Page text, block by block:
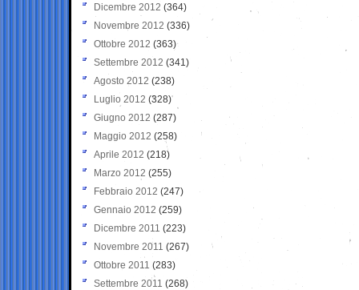
Dicembre 2012 (364)
Novembre 2012 (336)
Ottobre 2012 (363)
Settembre 2012 (341)
Agosto 2012 (238)
Luglio 2012 (328)
Giugno 2012 (287)
Maggio 2012 (258)
Aprile 2012 (218)
Marzo 2012 (255)
Febbraio 2012 (247)
Gennaio 2012 (259)
Dicembre 2011 (223)
Novembre 2011 (267)
Ottobre 2011 (283)
Settembre 2011 (268)